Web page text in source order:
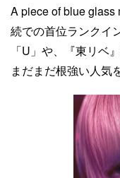
A piece of blue glass
続での首位ランクイ
「U」や、『東リベ
まだまだ根強い人気